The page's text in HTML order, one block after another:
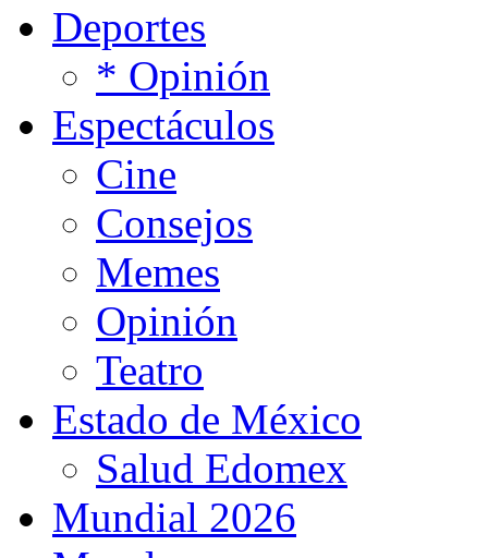
Deportes
* Opinión
Espectáculos
Cine
Consejos
Memes
Opinión
Teatro
Estado de México
Salud Edomex
Mundial 2026